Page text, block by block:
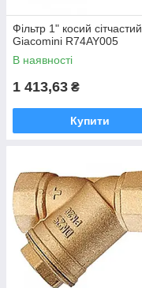
Фільтр 1" косий сітчастий
Giacomini R74AY005
В наявності
1 413,63 ₴
Купити